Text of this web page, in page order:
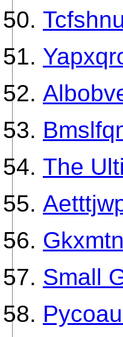
The
Small